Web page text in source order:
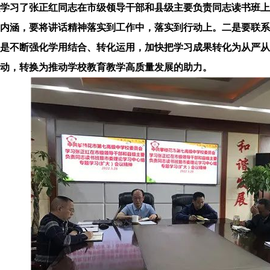
习了张正红同志在市级领导干部和县级主要负责同志读书班
涵，要将讲话精神落实到工作中，落实到行动上。二是要联
不断强化学用结合、转化运用，加快把学习成果转化为从严
，转换为推动学校教育教学高质量发展的助力。